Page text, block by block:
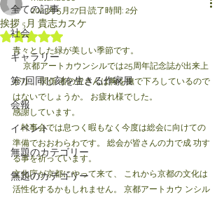
全ての記事
社会
ギャラリー
第7回同じ刻を生きる作家展
会報
イベント
無題のカテゴリー
無題のカテゴリー
挨拶 5月 貴志カスケ
2023年5月27日 読了時間: 2分
5つ星のうちNaNと評価されています。
青々とした緑が美しい季節です。
京都アートカウンシルでは25周年記念誌が出来上
がり、 関係 者の皆さんは胸を撫で下ろしているので
はないでしょうか。 お疲れ様でした。
感謝しています。
幹事会では息つく暇もなく今度は総会に向けての
準備でおおわらわです。 総会が皆さんの力で成 功す
る事を祈っています。
文化庁が京都にやって来て、 これから京都の文化は
活性化するかもしれません。 京都アートカウ ンシル